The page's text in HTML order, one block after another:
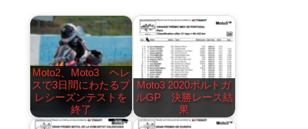
Moto2、Moto3 ヘレ
スで3日間にわたるプ
レシーズンテストを
終了
Moto3 2020ポルトガ
ルGP 決勝レース結
果